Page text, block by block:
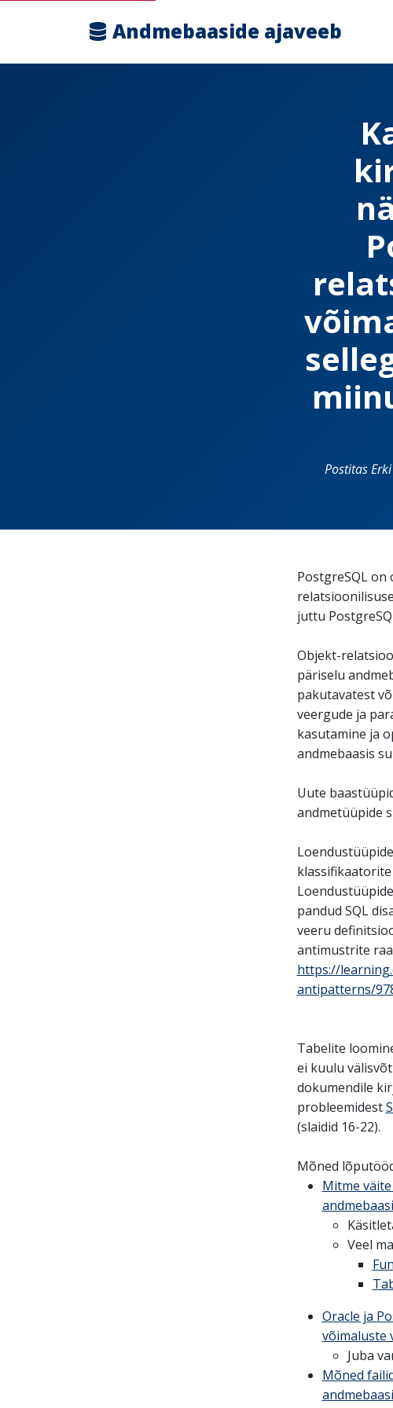
Andmebaaside ajaveeb
Postitas
PostgreSQL
juttu
Objekt-
päriselu
pakutavatest
veergude ja
kasutamine ja
andmebaasis
Uute
andmetüüpide
pandud SQL
veeru
antimustrite
https://
antipatterns/
Tabelite
ei kuulu
dokumendile
probleemidest
(slaidid 16-22).
Mõned
Mitme
Veel
Oracle ja
võimaluste
Juba
Mõned